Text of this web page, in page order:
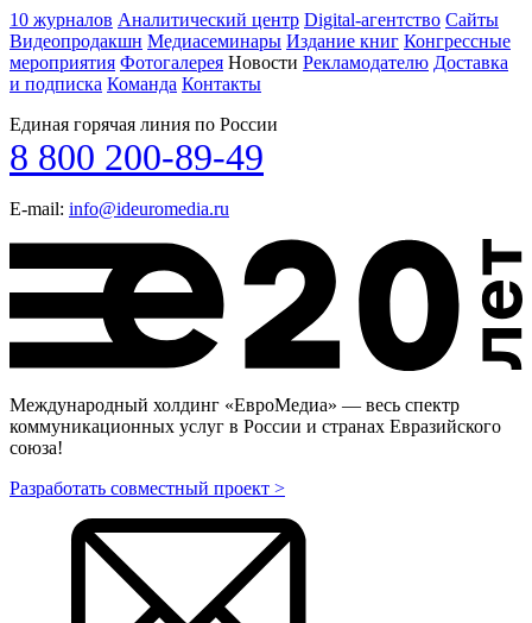
10 журналов Аналитический центр Digital-агентство Сайты
Видеопродакшн Медиасеминары Издание книг Конгрессные
мероприятия Фотогалерея Новости Рекламодателю Доставка
и подписка Команда Контакты
Единая горячая линия по России
8 800 200-89-49
E-mail: info@ideuromedia.ru
Международный холдинг «ЕвроМедиа» — весь спектр
коммуникационных услуг в России и странах Евразийского
союза!
Разработать совместный проект >